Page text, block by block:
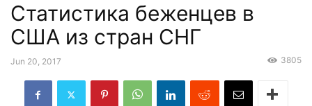
Статистика беженцев в
США из стран СНГ
Jun 20, 2017 3805